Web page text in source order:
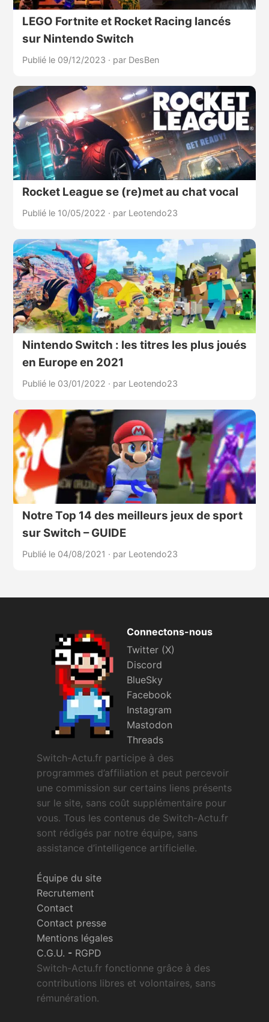
LEGO Fortnite et Rocket Racing lancés
sur Nintendo Switch
Publié le 09/12/2023 · par DesBen
Rocket League se (re)met au chat vocal
Publié le 10/05/2022 · par Leotendo23
Nintendo Switch : les titres les plus joués
en Europe en 2021
Publié le 03/01/2022 · par Leotendo23
Notre Top 14 des meilleurs jeux de sport
sur Switch – GUIDE
Publié le 04/08/2021 · par Leotendo23
Connectons-nous
Twitter (X)
Discord
BlueSky
Facebook
Instagram
Mastodon
Threads
Switch-Actu.fr participe à des
programmes d’affiliation et peut percevoir
une commission sur certains liens présents
sur le site, sans coût supplémentaire pour
vous. Tous les contenus de Switch-Actu.fr
sont rédigés par notre équipe, sans
assistance d’intelligence artificielle.
Équipe du site
Recrutement
Contact
Contact presse
Mentions légales
C.G.U. - RGPD
Switch-Actu.fr fonctionne grâce à des
contributions libres et volontaires, sans
rémunération.